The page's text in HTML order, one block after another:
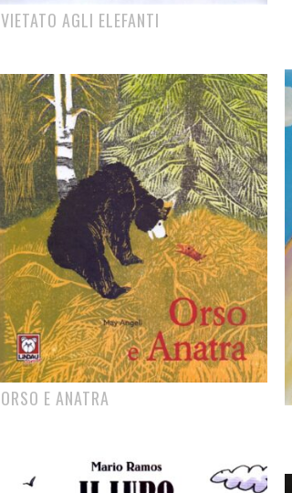
VIETATO AGLI ELEFANTI
ORSO E ANATRA